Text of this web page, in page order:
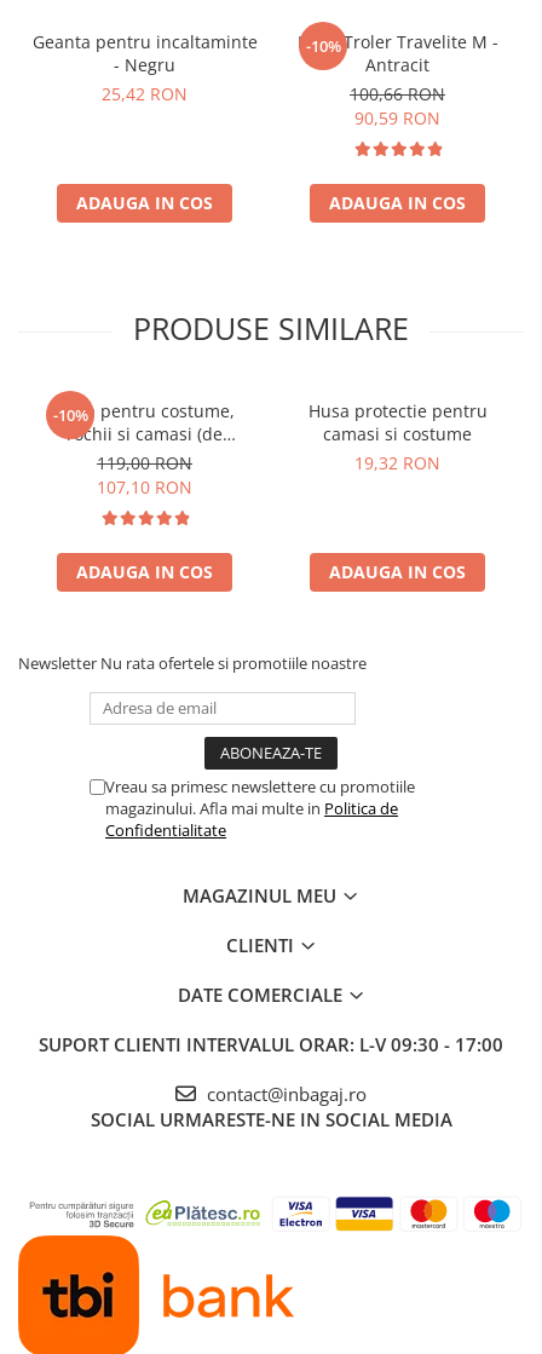
Geanta pentru incaltaminte
- Negru
25,42 RON
ADAUGA IN COS
-10%
Husa Troler Travelite M -
Antracit
100,66 RON
90,59 RON
ADAUGA IN COS
PRODUSE SIMILARE
-10%
Husa pentru costume,
rochii si camasi (de
calatorie) travelite Mobile
119,00 RON
107,10 RON
ADAUGA IN COS
Husa protectie pentru
camasi si costume
19,32 RON
ADAUGA IN COS
Newsletter Nu rata ofertele si promotiile noastre
Vreau sa primesc newslettere cu promotiile
magazinului. Afla mai multe in Politica de
Confidentialitate
MAGAZINUL MEU
CLIENTI
DATE COMERCIALE
SUPORT CLIENTI INTERVALUL ORAR: L-V 09:30 - 17:00
contact@inbagaj.ro
SOCIAL URMARESTE-NE IN SOCIAL MEDIA